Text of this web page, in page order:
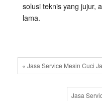
solusi teknis yang jujur,
lama.
« Jasa Service Mesin Cuci
Jasa